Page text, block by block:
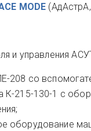
MODE
и управления
208 со
К-215-130-1 с
оборудование